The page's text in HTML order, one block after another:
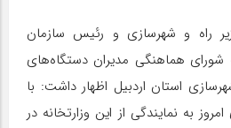
راه و شهرسازی و رئیس سازمان
هماهنگی مدیران دستگاه‌های
استان اردبیل اظهار داشت: با
به نمایندگی از این وزارتخانه در